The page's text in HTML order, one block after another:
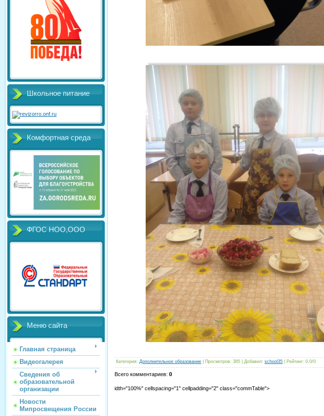
Школьное питание
Комфортная среда
ФГОС НОО,ООО
Меню сайта
Главная страница
Видеогалерея
Сведения об
образовательной
организации
Новости
Мипросвещения России
Категория: Дополнительное образование Просмотров: 385 Добавил: school35 Рейтинг: 0.0/0
Всего комментариев: 0
idth="100%" cellspacing="1" cellpadding="2" class="commTable">